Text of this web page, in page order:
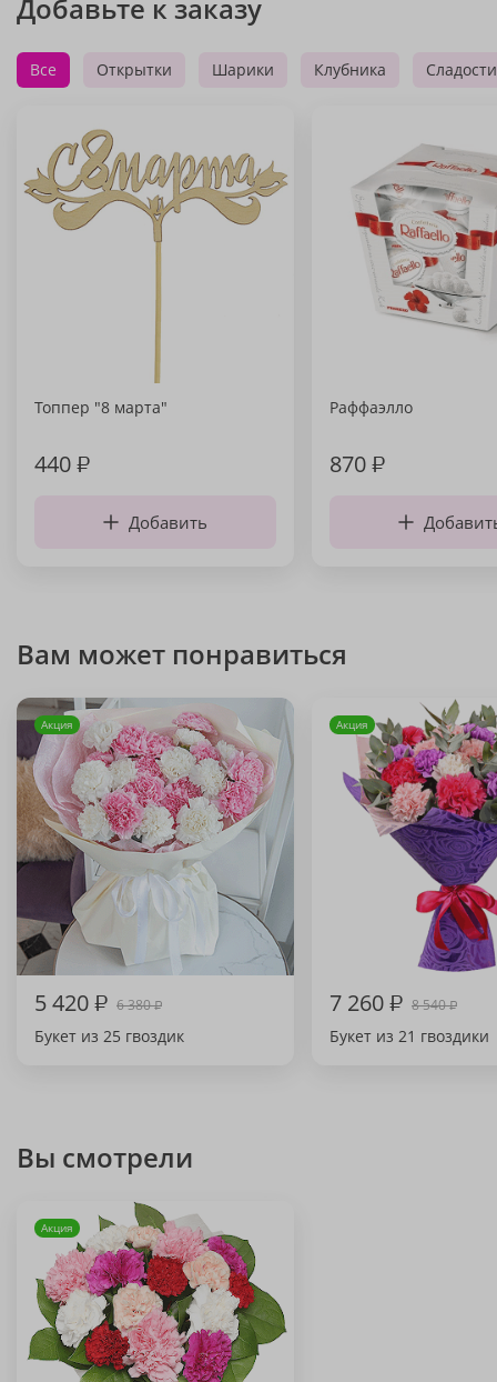
Добавьте к заказу
Все Открытки Шарики Клубника Сладости
Топпер "8 марта"
440₽
Добавить
Раффаэлло
870₽
Вам может понравиться
Акция
5 420₽ 6 380₽
Букет из 25 гвоздик
Акция
7 260₽ 8 540₽
Букет из 21 гвоздики
Вы смотрели
Акция